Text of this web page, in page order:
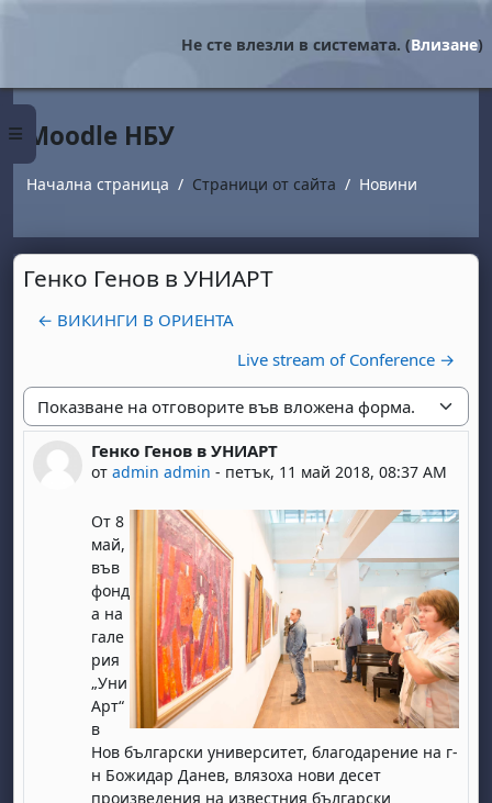
Страничен панел
Не сте влезли в системата. (Влизане)
Moodle НБУ
Начална страница Страници от сайта Новини
Генко Генов в УНИАРТ
← ВИКИНГИ В ОРИЕНТА
Live stream of Conference →
Начин на показване
Генко Генов в УНИАРТ
от admin admin - петък, 11 май 2018, 08:37 AM
Number of replies: 0
От 8
май,
във
фонд
а на
гале
рия
„Уни
Арт“
в
Нов български университет, благодарение на г-
н Божидар Данев, влязоха нови десет
произведения на известния български